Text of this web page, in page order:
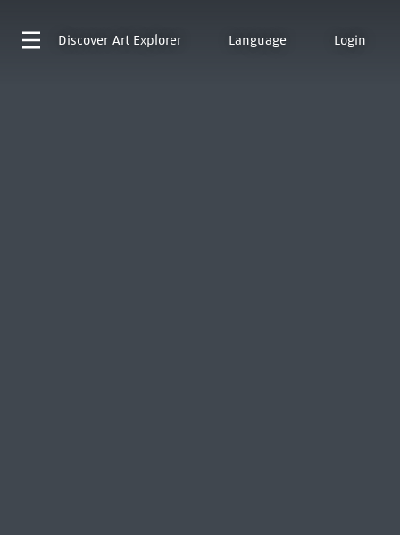
Discover Art Explorer Language Login